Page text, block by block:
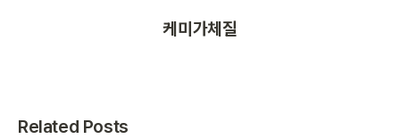
케미가체질
Related Posts